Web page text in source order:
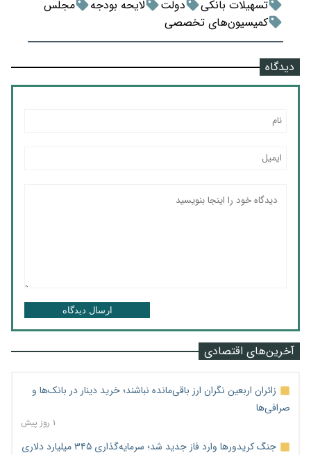
تسهیلات بانکی دولت لایحه بودجه
مجلس
کمیسیون‌های تخصصی
دیدگاه
ارسال دیدگاه
آخرین‌های اقتصادی
زائران اربعین نگران ارز باقی‌مانده نباشند؛ خرید دینار در بانک‌ها و
صرافی‌ها
۱ روز پیش
جنگ کریدورها وارد فاز جدید شد؛ سرمایه‌گذاری ۳۴۵ میلیارد دلاری